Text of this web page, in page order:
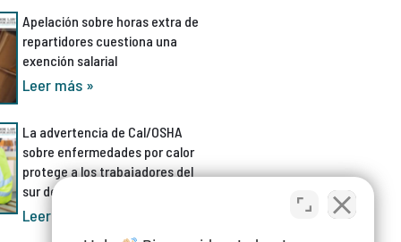
Apelación sobre horas extra de
repartidores cuestiona una
exención salarial
Leer más »
La advertencia de Cal/OSHA
sobre enfermedades por calor
protege a los trabajadores del
sur de California
Leer más »